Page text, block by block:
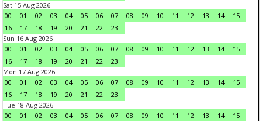
Sat 15 Aug 2026
00
01 02 03 04 05 06 07 08 09 10 11 12 13 14
15
16
17 18 19 20 21 22
23
Sun 16 Aug 2026
00
01 02 03 04 05 06 07 08 09 10 11 12 13 14
15
16
17 18 19 20 21 22
23
Mon 17 Aug 2026
00
01 02 03 04 05 06 07 08 09 10 11 12 13 14
15
16
17 18 19 20 21 22
23
Tue 18 Aug 2026
00
01 02 03 04 05 06 07 08 09 10 11 12 13 14 15